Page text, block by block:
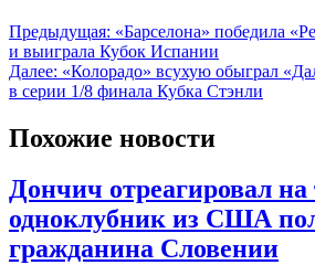
Предыдущая: «Барселона» победила
и выиграла Кубок Испании
Далее: «Колорадо» всухую обыграл
в серии 1/8 финала Кубка Стэнли
Похожие новости
Дончич отреагировал на
одноклубник из США
гражданина Словении